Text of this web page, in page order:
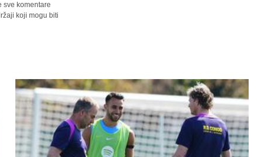
sve komentare
koji mogu biti